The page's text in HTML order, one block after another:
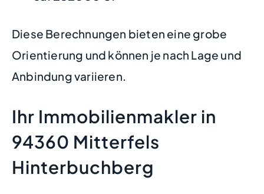
Diese Berechnungen bieten eine grobe
Orientierung und können je nach Lage und
Anbindung variieren.
Ihr Immobilienmakler in
94360 Mitterfels
Hinterbuchberg